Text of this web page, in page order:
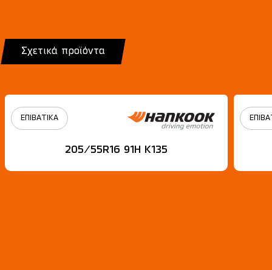
Σχετικά προϊόντα
ΕΠΙΒΑΤΙΚΑ
205/55R16 91H Κ135